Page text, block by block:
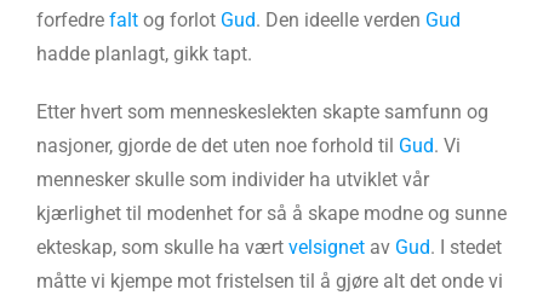
forfedre falt og forlot Gud. Den ideelle verden Gud
hadde planlagt, gikk tapt.
Etter hvert som menneskeslekten skapte samfunn og
nasjoner, gjorde de det uten noe forhold til Gud. Vi
mennesker skulle som individer ha utviklet vår
kjærlighet til modenhet for så å skape modne og sunne
ekteskap, som skulle ha vært velsignet av Gud. I stedet
måtte vi kjempe mot fristelsen til å gjøre alt det onde vi